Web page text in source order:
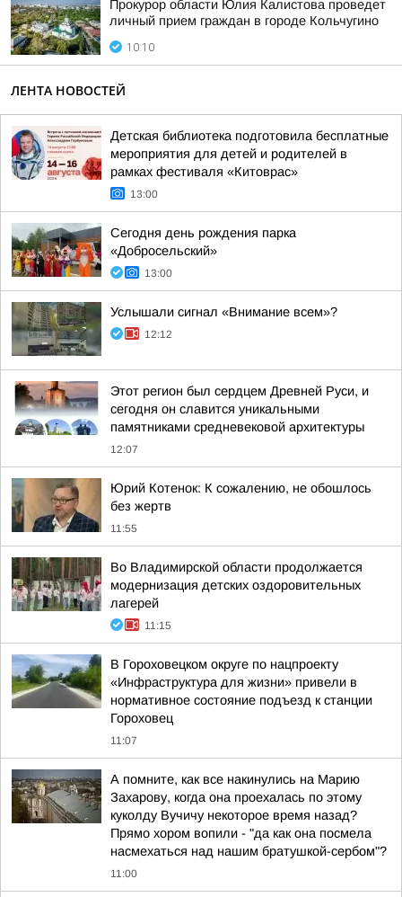
Прокурор области Юлия Калистова проведет
личный прием граждан в городе Кольчугино
10:10
ЛЕНТА НОВОСТЕЙ
Детская библиотека подготовила бесплатные
мероприятия для детей и родителей в
рамках фестиваля «Китоврас»
13:00
Сегодня день рождения парка
«Добросельский»
13:00
Услышали сигнал «Внимание всем»?
12:12
Этот регион был сердцем Древней Руси, и
сегодня он славится уникальными
памятниками средневековой архитектуры
12:07
Юрий Котенок: К сожалению, не обошлось
без жертв
11:55
Во Владимирской области продолжается
модернизация детских оздоровительных
лагерей
11:15
В Гороховецком округе по нацпроекту
«Инфраструктура для жизни» привели в
нормативное состояние подъезд к станции
Гороховец
11:07
А помните, как все накинулись на Марию
Захарову, когда она проехалась по этому
куколду Вучичу некоторое время назад?
Прямо хором вопили - "да как она посмела
насмехаться над нашим братушкой-сербом"?
11:00